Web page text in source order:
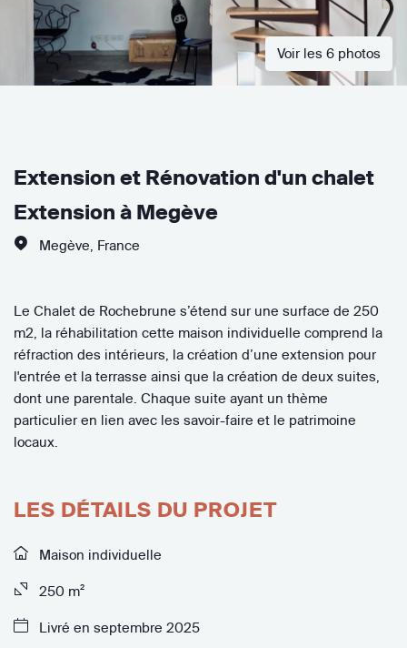
Voir les 6 photos
Extension et Rénovation d'un chalet
Extension à Megève
Megève France
Le Chalet de Rochebrune s’étend sur une surface de 250
m2, la réhabilitation cette maison individuelle comprend la
réfraction des intérieurs, la création d’une extension pour
l'entrée et la terrasse ainsi que la création de deux suites,
dont une parentale. Chaque suite ayant un thème
particulier en lien avec les savoir-faire et le patrimoine
locaux.
LES DÉTAILS DU PROJET
Maison individuelle
250 m²
Livré en septembre 2025